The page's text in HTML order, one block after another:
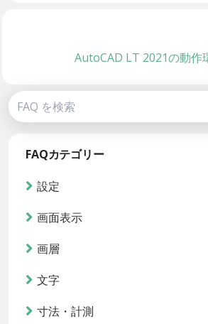
AutoCAD LT 2021の動作
FAQカテゴリー
設定
画面表示
画層
文字
寸法・計測